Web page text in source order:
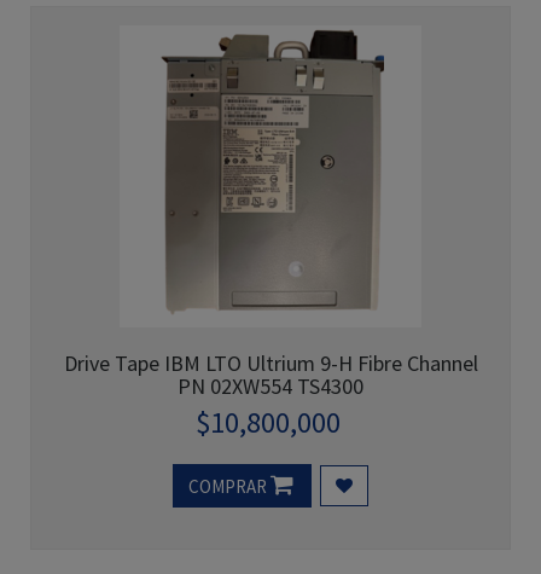
Drive Tape IBM LTO Ultrium 9-H Fibre Channel
PN 02XW554 TS4300
$10,800,000
COMPRAR